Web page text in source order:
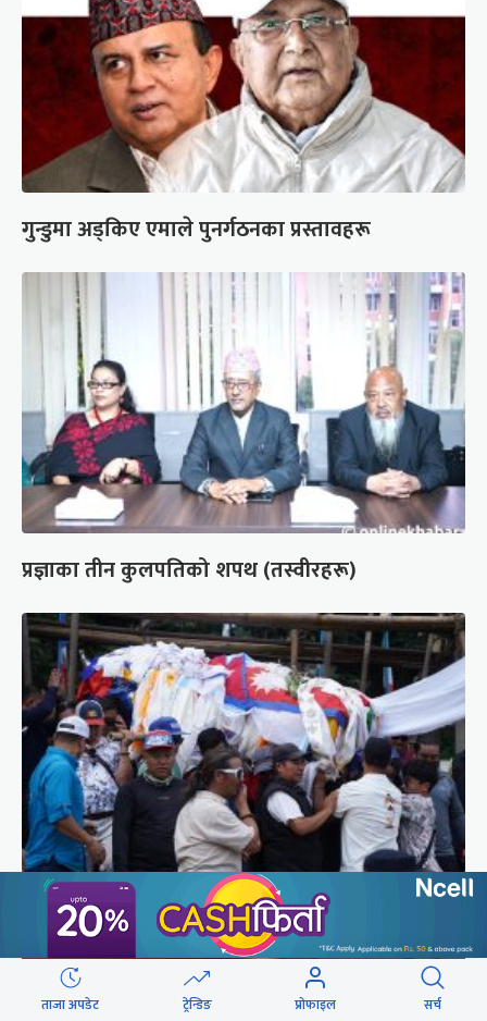
गुन्डुमा अड्किए एमाले पुनर्गठनका प्रस्तावहरू
प्रज्ञाका तीन कुलपतिको शपथ (तस्वीरहरू)
पर्वतारोही पुरबहादुर गुरुङको अन्त्येष्टि (तस्वीरहरू)
ताजा अपडेट ट्रेन्डिङ प्रोफाइल सर्च